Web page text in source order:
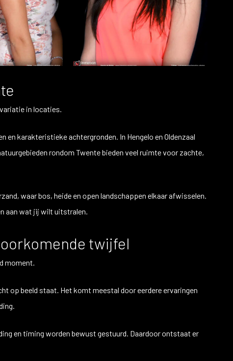
in locaties.
en karakteristieke achtergronden. In Hengelo en Oldenzaal
rondom Twente bieden veel ruimte voor zachte,
waar bos, heide en open landschappen elkaar afwisselen.
aan wat jij wilt uitstralen.
twijfel
moment.
op beeld staat. Het komt meestal door eerdere ervaringen
en timing worden bewust gestuurd. Daardoor ontstaat er